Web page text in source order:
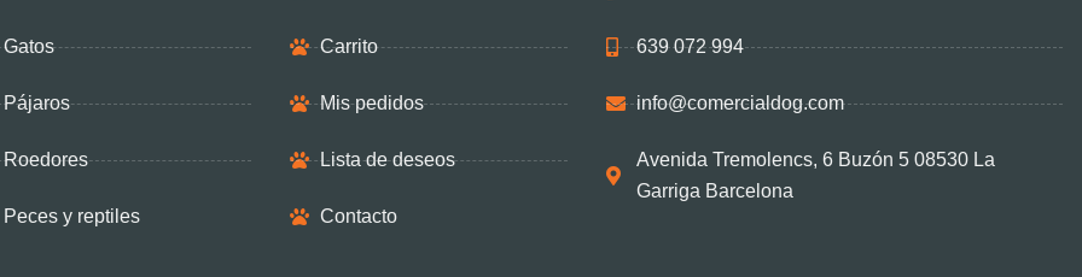
Gatos
Pájaros
Roedores
Peces y reptiles
Carrito
Mis pedidos
Lista de deseos
Contacto
639 072 994
info@comercialdog.com
Avenida Tremolencs, 6 Buzón 5 08530 La
Garriga Barcelona